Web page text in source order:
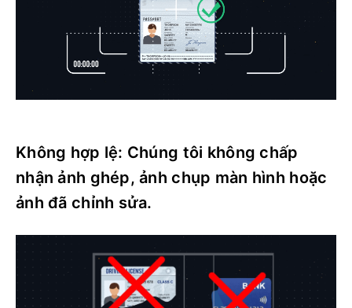
Không hợp lệ: Chúng tôi không chấp
nhận ảnh ghép, ảnh chụp màn hình hoặc
ảnh đã chỉnh sửa.